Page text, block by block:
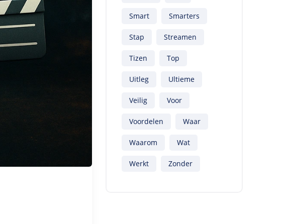
Smart Smarters
Stap Streamen
Tizen Top
Uitleg Ultieme
Veilig Voor
Voordelen Waar
Waarom Wat
Werkt Zonder